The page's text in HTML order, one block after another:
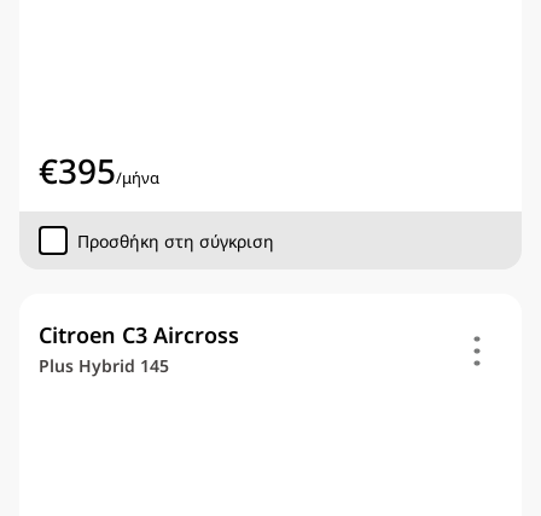
€395/μήνα
Προσθήκη στη σύγκριση
Citroen C3 Aircross
Plus Hybrid 145